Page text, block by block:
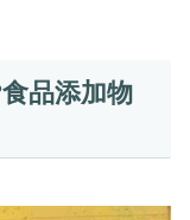
品添加物